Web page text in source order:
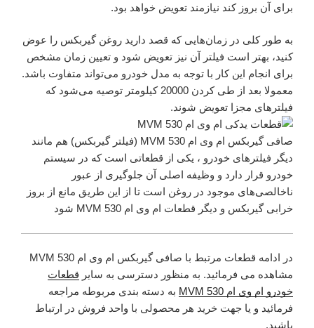
برای آن بروز کند نیازمند تعویض خواهد بود.
به­ طور کلی در زمان‌­هایی که قصد دارید روغن گیربکس را عوض
کنید، بهتر است فیلتر آن نیز تعویض شود و تعیین زمان مشخص
برای انجام این کار با توجه به مدل خودرو می­‌تواند متفاوت باشد.
معمولا بعد از طی­ کردن 20000 کیلومتر توصیه می­‌شود که
فیلترهای مجزا تعویض شوند.
صافی گیربکس ام وی ام 530 MVM (فیلتر گیربکس) هم مانند
دیگر فیلترهای خودرو ، یکی از قطعاتی است که در سیستم
خودرو قرار دارد و وظیفه اصلی آن جلوگیری از عبور
ناخالصی‌های موجود در روغن است تا از این طریق مانع از بروز
خرابی گیربکس و دیگر قطعات ام وی ام 530 MVM شود
در ادامه قطعات مرتبط با صافی گیربکس ام وی ام 530 MVM
مشاهده می فرمائید. به منظور دسترسی به سایر قطعات
خودرو ام وی ام 530 MVM
به دسته بندی مربوطه مراجعه
فرمائید و یا جهت خرید هر محصولی با واحد فروش در ارتباط
باشید.